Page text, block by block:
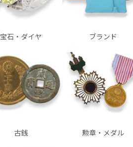
宝石・ダイヤ ブランド
古銭 勲章・メダル